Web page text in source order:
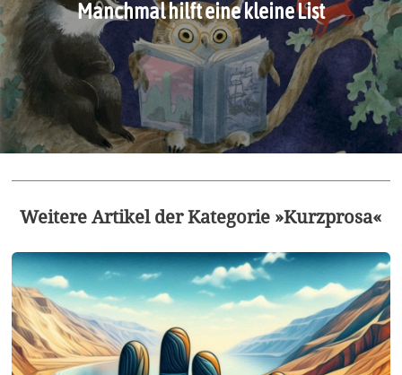
Manchmal hilft eine kleine List
Weitere Artikel der Kategorie »Kurzprosa«